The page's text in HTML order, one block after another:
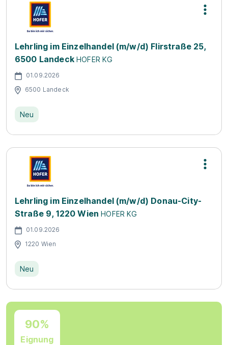
Lehrling im Einzelhandel (m/w/d) Flirstraße 25,
6500 Landeck HOFER KG
01.09.2026
6500 Landeck
Neu
Lehrling im Einzelhandel (m/w/d) Donau-City-
Straße 9, 1220 Wien HOFER KG
01.09.2026
1220 Wien
Neu
90%
Eignung